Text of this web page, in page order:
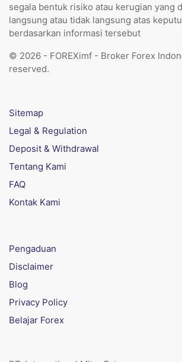
segala bentuk risiko atau kerugian yang
langsung atau tidak langsung atas
berdasarkan informasi tersebut
© 2026 - FOREXimf - Broker Forex
reserved.
Sitemap
Legal & Regulation
Deposit & Withdrawal
Tentang Kami
FAQ
Kontak Kami
Pengaduan
Disclaimer
Blog
Privacy Policy
Belajar Forex